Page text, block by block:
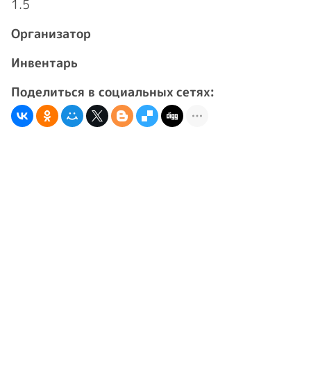
1.5
Организатор
Инвентарь
Поделиться в социальных сетях: